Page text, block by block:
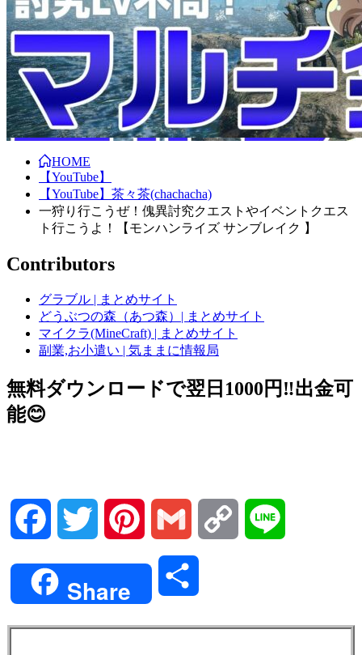
HOME
【YouTube】
【YouTube】茶々茶(chachacha)
一狩り行こうぜ！傀異討究クエストやイベントクエス
ト行こうよ！【モンハンライズ サンブレイク 】
Contributors
グラブル | まとめサイト
どうぶつの森（あつ森）| まとめサイト
マイクラ(MineCraft) | まとめサイト
副業,お小遣い | 気ままに情報局
無料ダウンロードで翌日1000円‼️出金可
能😊
Facebook Twitter Pinterest Gmail Copy
Share